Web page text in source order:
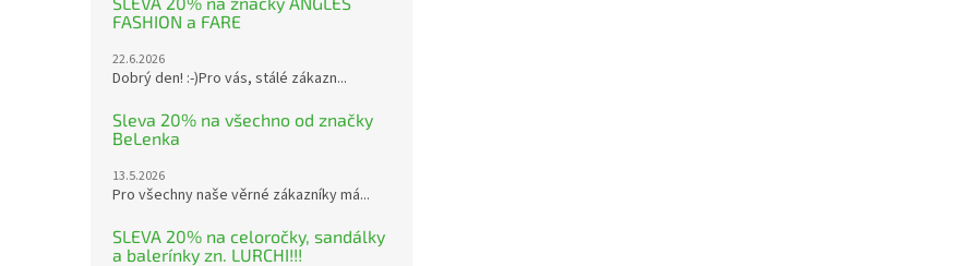
FASHION a FARE
22.6.2026
Dobrý den! :-)Pro vás, stálé zákazn...
Sleva 20% na všechno od značky
BeLenka
13.5.2026
Pro všechny naše věrné zákazníky má...
SLEVA 20% na celoročky, sandálky
a balerínky zn. LURCHI!!!